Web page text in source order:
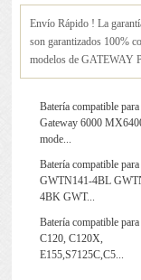
Envío Rápido ! La
son garantizados 100%
modelos de GATEWAY
Batería compatible
Gateway 6000
mode...
Batería compatible
GWTN141-4BL
4BK GWT...
Batería compatible
C120, C120X,
E155,S7125C,C5...